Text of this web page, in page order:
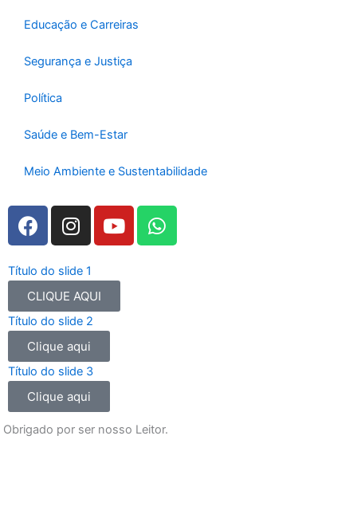
Educação e Carreiras
Segurança e Justiça
Política
Saúde e Bem-Estar
Meio Ambiente e Sustentabilidade
F
a
e
b
o
o
k
I
n
t
a
g
r
a
m
Y
o
t
b
W
h
Título do slide 1
CLIQUE AQUI
Título do slide 2
Clique aqui
Título do slide 3
Clique aqui
Obrigado por ser nosso Leitor.